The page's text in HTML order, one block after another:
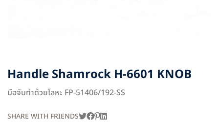
Handle Shamrock H-6601 KNOB
มือจับทำด้วยโลหะ FP-51406/192-SS
SHARE WITH FRIENDS